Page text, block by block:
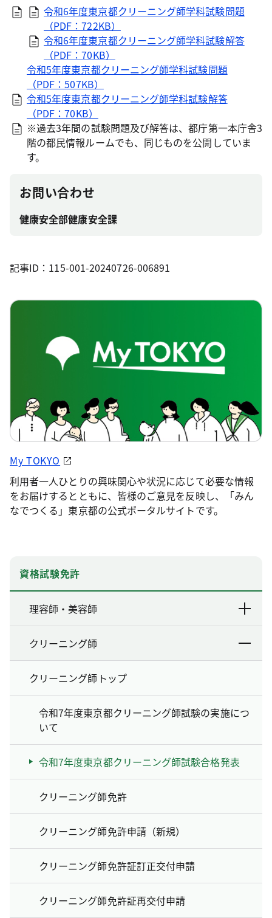
令和6年度東京都クリーニング師学科試験問題
（PDF：722KB）
令和6年度東京都クリーニング師学科試験解答
（PDF：70KB）
令和5年度東京都クリーニング師学科試験問題
（PDF：507KB）
令和5年度東京都クリーニング師学科試験解答
（PDF：70KB）
※過去3年間の試験問題及び解答は、都庁第一本庁舎3
階の都民情報ルームでも、同じものを公開していま
す。
お問い合わせ
健康安全部健康安全課
記事ID：115-001-20240726-006891
My TOKYO
利用者一人ひとりの興味関心や状況に応じて必要な情報
をお届けするとともに、皆様のご意見を反映し、「みん
なでつくる」東京都の公式ポータルサイトです。
資格試験免許
理容師・美容師
クリーニング師
クリーニング師トップ
令和7年度東京都クリーニング師試験の実施につ
いて
令和7年度東京都クリーニング師試験合格発表
クリーニング師免許
クリーニング師免許申請（新規）
クリーニング師免許証訂正交付申請
クリーニング師免許証再交付申請